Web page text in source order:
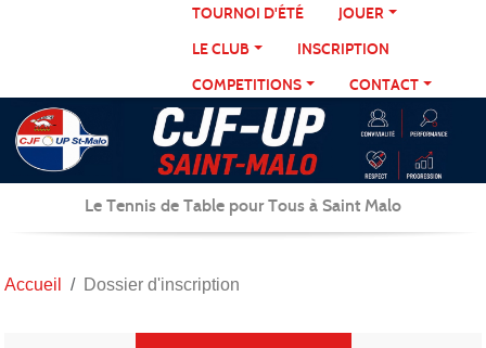
TOURNOI D'ÉTÉ
JOUER
LE CLUB
INSCRIPTION
COMPETITIONS
CONTACT
Le Tennis de Table pour Tous à Saint Malo
Accueil Dossier d'inscription
Panneau de gestion des cookies